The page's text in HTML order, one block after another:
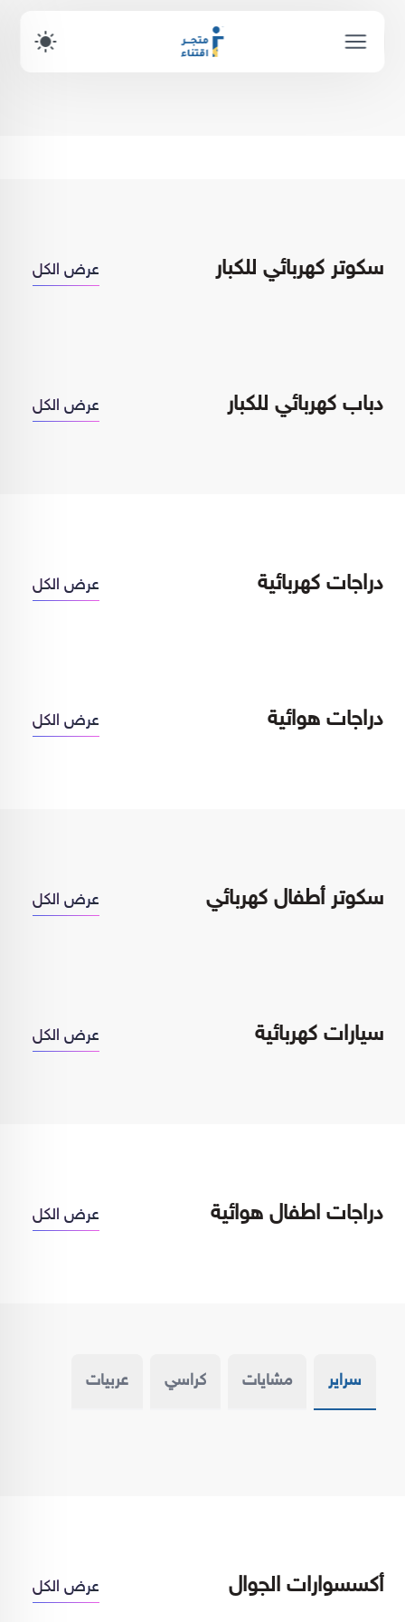
أحدث المنتجات عرض الكل
سكوتر كهربائي للكبار عرض الكل
دباب كهربائي للكبار عرض الكل
دراجات كهربائية عرض الكل
دراجات هوائية عرض الكل
سكوتر أطفال كهربائي عرض الكل
سيارات كهربائية عرض الكل
دراجات اطفال هوائية عرض الكل
سراير مشايات كراسي عربيات
أكسسوارات الجوال عرض الكل